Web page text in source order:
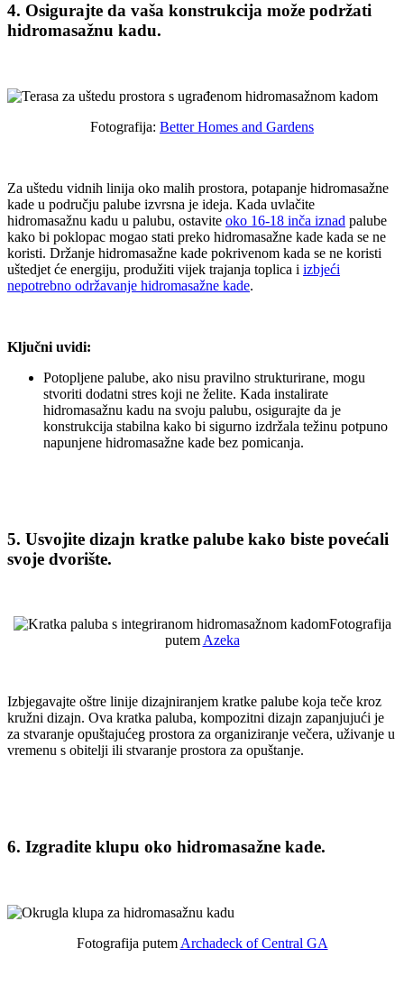
4. Osigurajte da vaša konstrukcija može podržati
hidromasažnu kadu.
Fotografija: Better Homes and Gardens
Za uštedu vidnih linija oko malih prostora, potapanje hidromasažne
kade u području palube izvrsna je ideja. Kada uvlačite
hidromasažnu kadu u palubu, ostavite oko 16-18 inča iznad palube
kako bi poklopac mogao stati preko hidromasažne kade kada se ne
koristi. Držanje hidromasažne kade pokrivenom kada se ne koristi
uštedjet će energiju, produžiti vijek trajanja toplica i izbjeći
nepotrebno održavanje hidromasažne kade.
Ključni uvidi:
Potopljene palube, ako nisu pravilno strukturirane, mogu
stvoriti dodatni stres koji ne želite. Kada instalirate
hidromasažnu kadu na svoju palubu, osigurajte da je
konstrukcija stabilna kako bi sigurno izdržala težinu potpuno
napunjene hidromasažne kade bez pomicanja.
5. Usvojite dizajn kratke palube kako biste povećali
svoje dvorište.
Fotografija
putem Azeka
Izbjegavajte oštre linije dizajniranjem kratke palube koja teče kroz
kružni dizajn. Ova kratka paluba, kompozitni dizajn zapanjujući je
za stvaranje opuštajućeg prostora za organiziranje večera, uživanje u
vremenu s obitelji ili stvaranje prostora za opuštanje.
6. Izgradite klupu oko hidromasažne kade.
Fotografija putem Archadeck of Central GA